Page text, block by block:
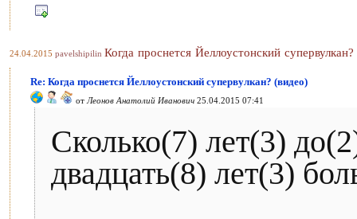
24.04.2015 pavelshipilin Когда проснется Йеллоустонский
Re: Когда проснется Йеллоустонский супервулкан? (видео)
от Леонов Анатолий Иванович 25.04.2015 07:41
Сколько(7) лет(3)
двадцать(8) лет(3)